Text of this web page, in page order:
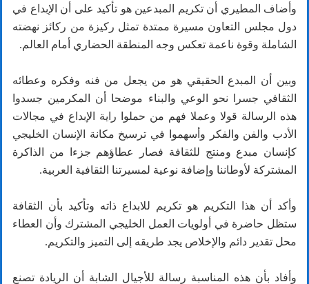
وأضاف المطيري أن تكريم المبدعين هو تأكيد على أن الإبداع في
دول مجلس التعاون مسيرة ممتدة تمثل ركيزة من ركائز نهضته
الشاملة وقوة ناعمة تعكس وجه المنطقة الحضاري أمام العالم.
وبين أن المبدع الحقيقي هو من يجعل من فنه وفكره وعطائه
الثقافي جسرا نحو الوعي والبناء موضحا أن المكرمين جسدوا
هذه الرسالة قولا وعملا فهم من حملوا راية الإبداع في مجالات
الأدب والفن والفكر وأسهموا في ترسيخ مكانة الإنسان الخليجي
كإنسان مبدع ومنتج للثقافة فصار عطاؤهم جزءا من الذاكرة
المشتركة لأوطاننا وإضافة نوعية لمسيرتنا الثقافية العربية.
وأكد أن هذا التكريم هو تكريم للابداع ذاته وتأكيد بأن الثقافة
ستظل حاضرة في أولويات العمل الخليجي المشترك وأن العطاء
محل تقدير دائم والإخلاص يجد طريقه إلى التميز والتكريم.
وأفاد بأن هذه المناسبة رسالة للأجيال الشابة أن الريادة تصنع